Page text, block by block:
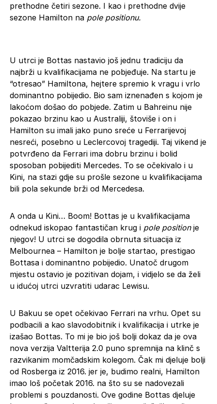
prethodne četiri sezone. I kao i prethodne dvije
sezone Hamilton na pole positionu.
U utrci je Bottas nastavio još jednu tradiciju da
najbrži u kvalifikacijama ne pobjeđuje. Na startu je
“otresao” Hamiltona, hejtere spremio k vragu i vrlo
dominantno pobijedio. Bio sam iznenađen s kojom je
lakoćom došao do pobjede. Zatim u Bahreinu nije
pokazao brzinu kao u Australiji, štoviše i on i
Hamilton su imali jako puno sreće u Ferrarijevoj
nesreći, posebno u Leclercovoj tragediji. Taj vikend je
potvrđeno da Ferrari ima dobru brzinu i bolid
sposoban pobijediti Mercedes. To se očekivalo i u
Kini, na stazi gdje su prošle sezone u kvalifikacijama
bili pola sekunde brži od Mercedesa.
A onda u Kini… Boom! Bottas je u kvalifikacijama
odnekud iskopao fantastičan krug i pole position je
njegov! U utrci se dogodila obrnuta situacija iz
Melbournea – Hamilton je bolje startao, prestigao
Bottasa i dominantno pobijedio. Unatoč drugom
mjestu ostavio je pozitivan dojam, i vidjelo se da želi
u idućoj utrci uzvratiti udarac Lewisu.
U Bakuu se opet očekivao Ferrari na vrhu. Opet su
podbacili a kao slavodobitnik i kvalifikacija i utrke je
izašao Bottas. To mi je bio još bolji dokaz da je ova
nova verzija Valtterija 2.0 puno spremnija na klinč s
razvikanim momčadskim kolegom. Čak mi djeluje bolji
od Rosberga iz 2016. jer je, budimo realni, Hamilton
imao loš početak 2016. na što su se nadovezali
problemi s pouzdanosti. Ove godine Bottas djeluje